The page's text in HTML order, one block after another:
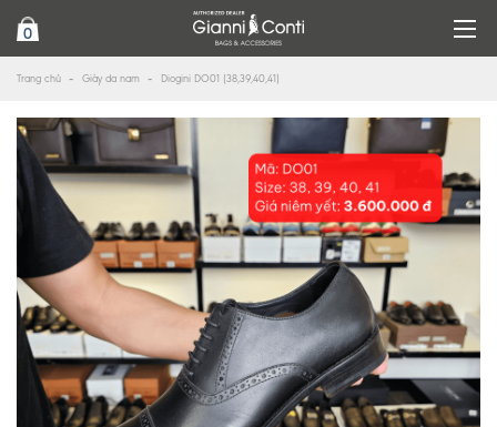
0
Trang chủ Giày da nam Diogini DO01 (38,39,40,41)